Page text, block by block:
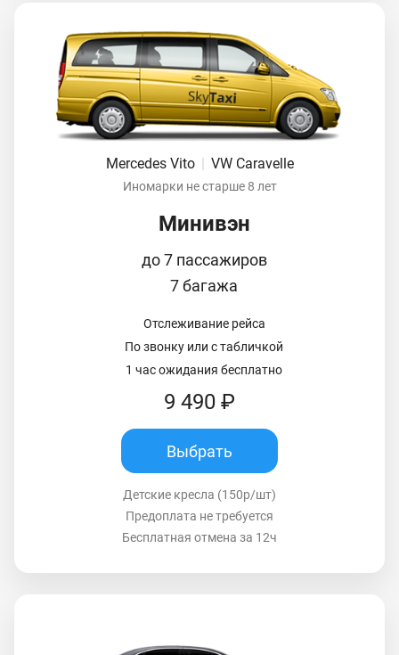
Mercedes Vito VW Caravelle
Иномарки не старше 8 лет
Минивэн
до 7 пассажиров
7 багажа
Отслеживание рейса
По звонку или с табличкой
1 час ожидания бесплатно
9 490 ₽
Выбрать
Детские кресла (150р/шт)
Предоплата не требуется
Бесплатная отмена за 12ч